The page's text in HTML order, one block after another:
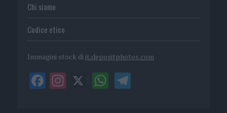
Chi siamo
Codice etico
Immagini stock di it.depositphotos.com